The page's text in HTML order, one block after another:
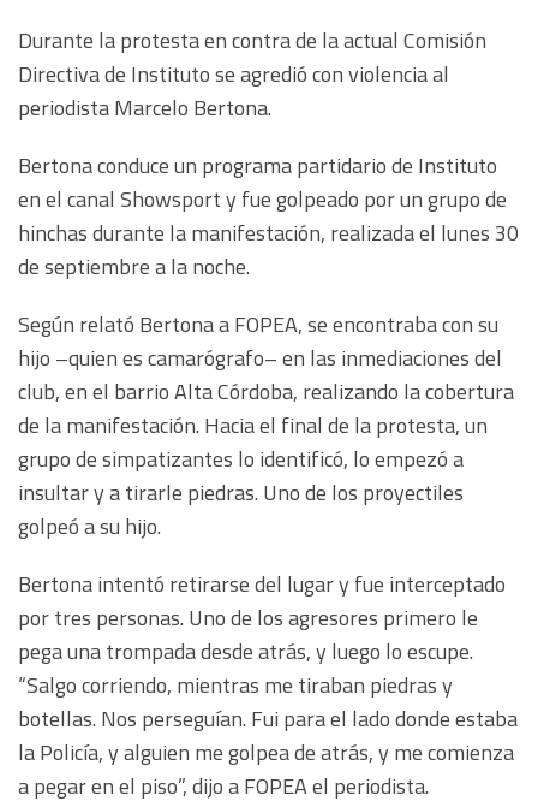
Durante la protesta en contra de la actual Comisión
Directiva de Instituto se agredió con violencia al
periodista Marcelo Bertona.
Bertona conduce un programa partidario de Instituto
en el canal Showsport y fue golpeado por un grupo de
hinchas durante la manifestación, realizada el lunes 30
de septiembre a la noche.
Según relató Bertona a FOPEA, se encontraba con su
hijo –quien es camarógrafo– en las inmediaciones del
club, en el barrio Alta Córdoba, realizando la cobertura
de la manifestación. Hacia el final de la protesta, un
grupo de simpatizantes lo identificó, lo empezó a
insultar y a tirarle piedras. Uno de los proyectiles
golpeó a su hijo.
Bertona intentó retirarse del lugar y fue interceptado
por tres personas. Uno de los agresores primero le
pega una trompada desde atrás, y luego lo escupe.
“Salgo corriendo, mientras me tiraban piedras y
botellas. Nos perseguían. Fui para el lado donde estaba
la Policía, y alguien me golpea de atrás, y me comienza
a pegar en el piso”, dijo a FOPEA el periodista.